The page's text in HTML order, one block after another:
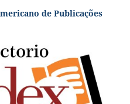
de Publicações